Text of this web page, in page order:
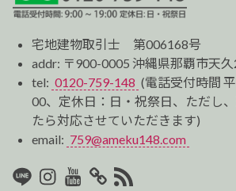
宅地建物取引士 第006168号
addr: 〒900-0005 沖縄県那覇市天久
tel: 0120-759-148 (電話受付時間
00、定休日：日・祝祭日、ただし
たら対応させていただきます)
email: 759@ameku148.com
LINEInstagram
Youtube
マ RSS2